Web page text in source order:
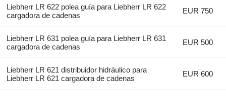
Liebherr LR 622 polea guía para Liebherr LR 622
cargadora de cadenas
EUR 750
Liebherr LR 631 polea guía para Liebherr LR 631
cargadora de cadenas
EUR 500
Liebherr LR 621 distribuidor hidráulico para
Liebherr LR 621 cargadora de cadenas
EUR 600